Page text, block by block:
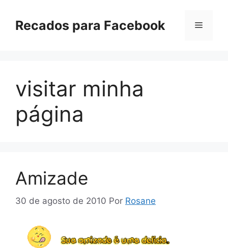
paraRecados para Facebook Menu
visitar minha
página
Amizade
30 de agosto de 2010 Por Rosane